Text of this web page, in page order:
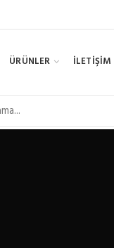
ÜRÜNLER İLETİŞİM